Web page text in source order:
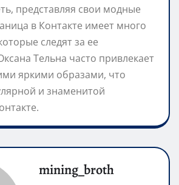
представляя свои модные
в Контакте имеет много
следят за ее
Тельна часто привлекает
яркими образами, что
и знаменитой
mining_broth